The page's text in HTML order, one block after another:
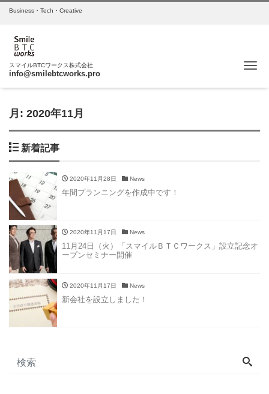
Business・Tech・Creative
スマイルBTCワークス株式会社
info@smilebtcworks.pro
月: 2020年11月
新着記事
2020年11月28日 News
年間プランニングを作成中です！
2020年11月17日 News
11月24日（火）「スマイルＢＴＣワークス」設立記念オ
ープンセミナー開催
2020年11月17日 News
新会社を設立しました！